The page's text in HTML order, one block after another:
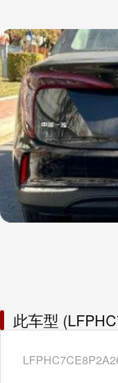
个性化私
关于我们
此车型